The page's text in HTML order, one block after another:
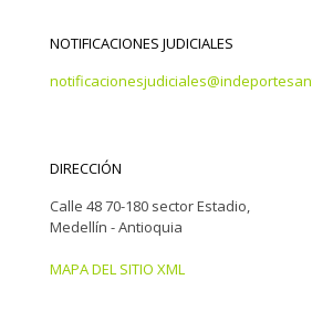
NOTIFICACIONES JUDICIALES
DIRECCIÓN
Calle 48 70-180 sector Estadio,
Medellín - Antioquia
MAPA DEL SITIO XML